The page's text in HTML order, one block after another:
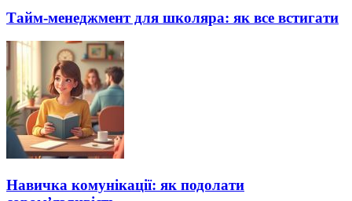
Тайм-менеджмент для школяра: як все встигати
Навичка комунікації: як подолати